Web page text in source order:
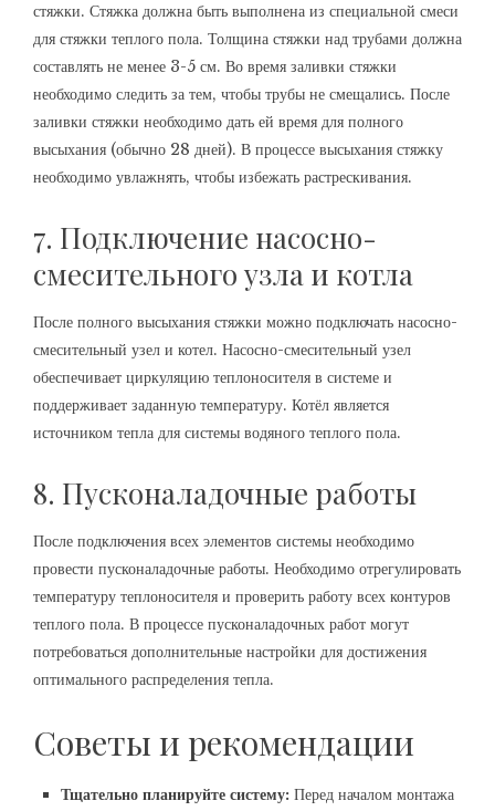
стяжки. Стяжка должна быть выполнена из специальной смеси
для стяжки теплого пола. Толщина стяжки над трубами должна
составлять не менее 3-5 см. Во время заливки стяжки
необходимо следить за тем, чтобы трубы не смещались. После
заливки стяжки необходимо дать ей время для полного
высыхания (обычно 28 дней). В процессе высыхания стяжку
необходимо увлажнять, чтобы избежать растрескивания.
7. Подключение насосно-
смесительного узла и котла
После полного высыхания стяжки можно подключать насосно-
смесительный узел и котел. Насосно-смесительный узел
обеспечивает циркуляцию теплоносителя в системе и
поддерживает заданную температуру. Котёл является
источником тепла для системы водяного теплого пола.
8. Пусконаладочные работы
После подключения всех элементов системы необходимо
провести пусконаладочные работы. Необходимо отрегулировать
температуру теплоносителя и проверить работу всех контуров
теплого пола. В процессе пусконаладочных работ могут
потребоваться дополнительные настройки для достижения
оптимального распределения тепла.
Советы и рекомендации
Тщательно планируйте систему: Перед началом монтажа